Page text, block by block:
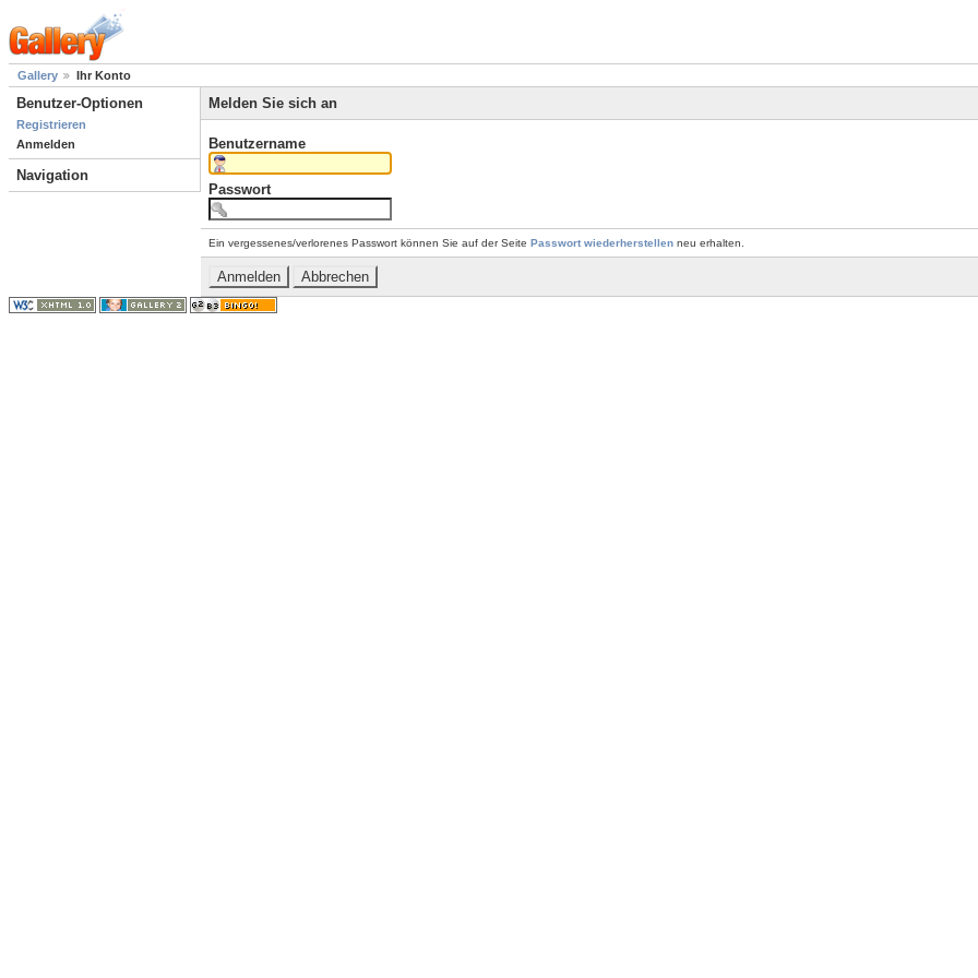
Gallery Ihr Konto
Benutzer-Optionen
Registrieren
Anmelden
Navigation
Melden Sie sich an
Benutzername
Passwort
Ein vergessenes/verlorenes Passwort können Sie auf der Seite Passwort wiederherstellen neu erhalten.